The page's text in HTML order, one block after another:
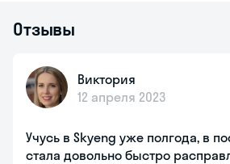
Отзывы
Виктория
12 апреля 2023
Учусь в Skyeng уже полгода, в
стала довольно быстро